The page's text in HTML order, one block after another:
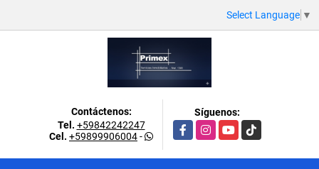
Select Language ▼
Contáctenos:
Tel. +59842242247
Cel. +59899906004-
Síguenos:
FacebookInstagramYouTubeTikTok